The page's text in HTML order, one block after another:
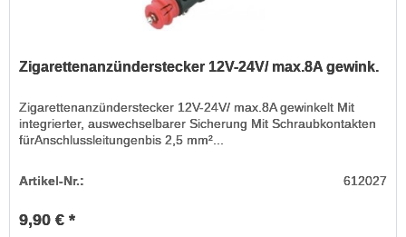
Zigarettenanzünderstecker 12V-24V/ max.8A gewink.
Zigarettenanzünderstecker 12V-24V/ max.8A gewinkelt Mit
integrierter, auswechselbarer Sicherung Mit Schraubkontakten
fürAnschlussleitungenbis 2,5 mm²...
Artikel-Nr.: 612027
9,90 € *